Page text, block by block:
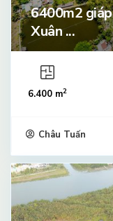
6400m2
Xuân ...
6.400 m2
Châu Tuấn